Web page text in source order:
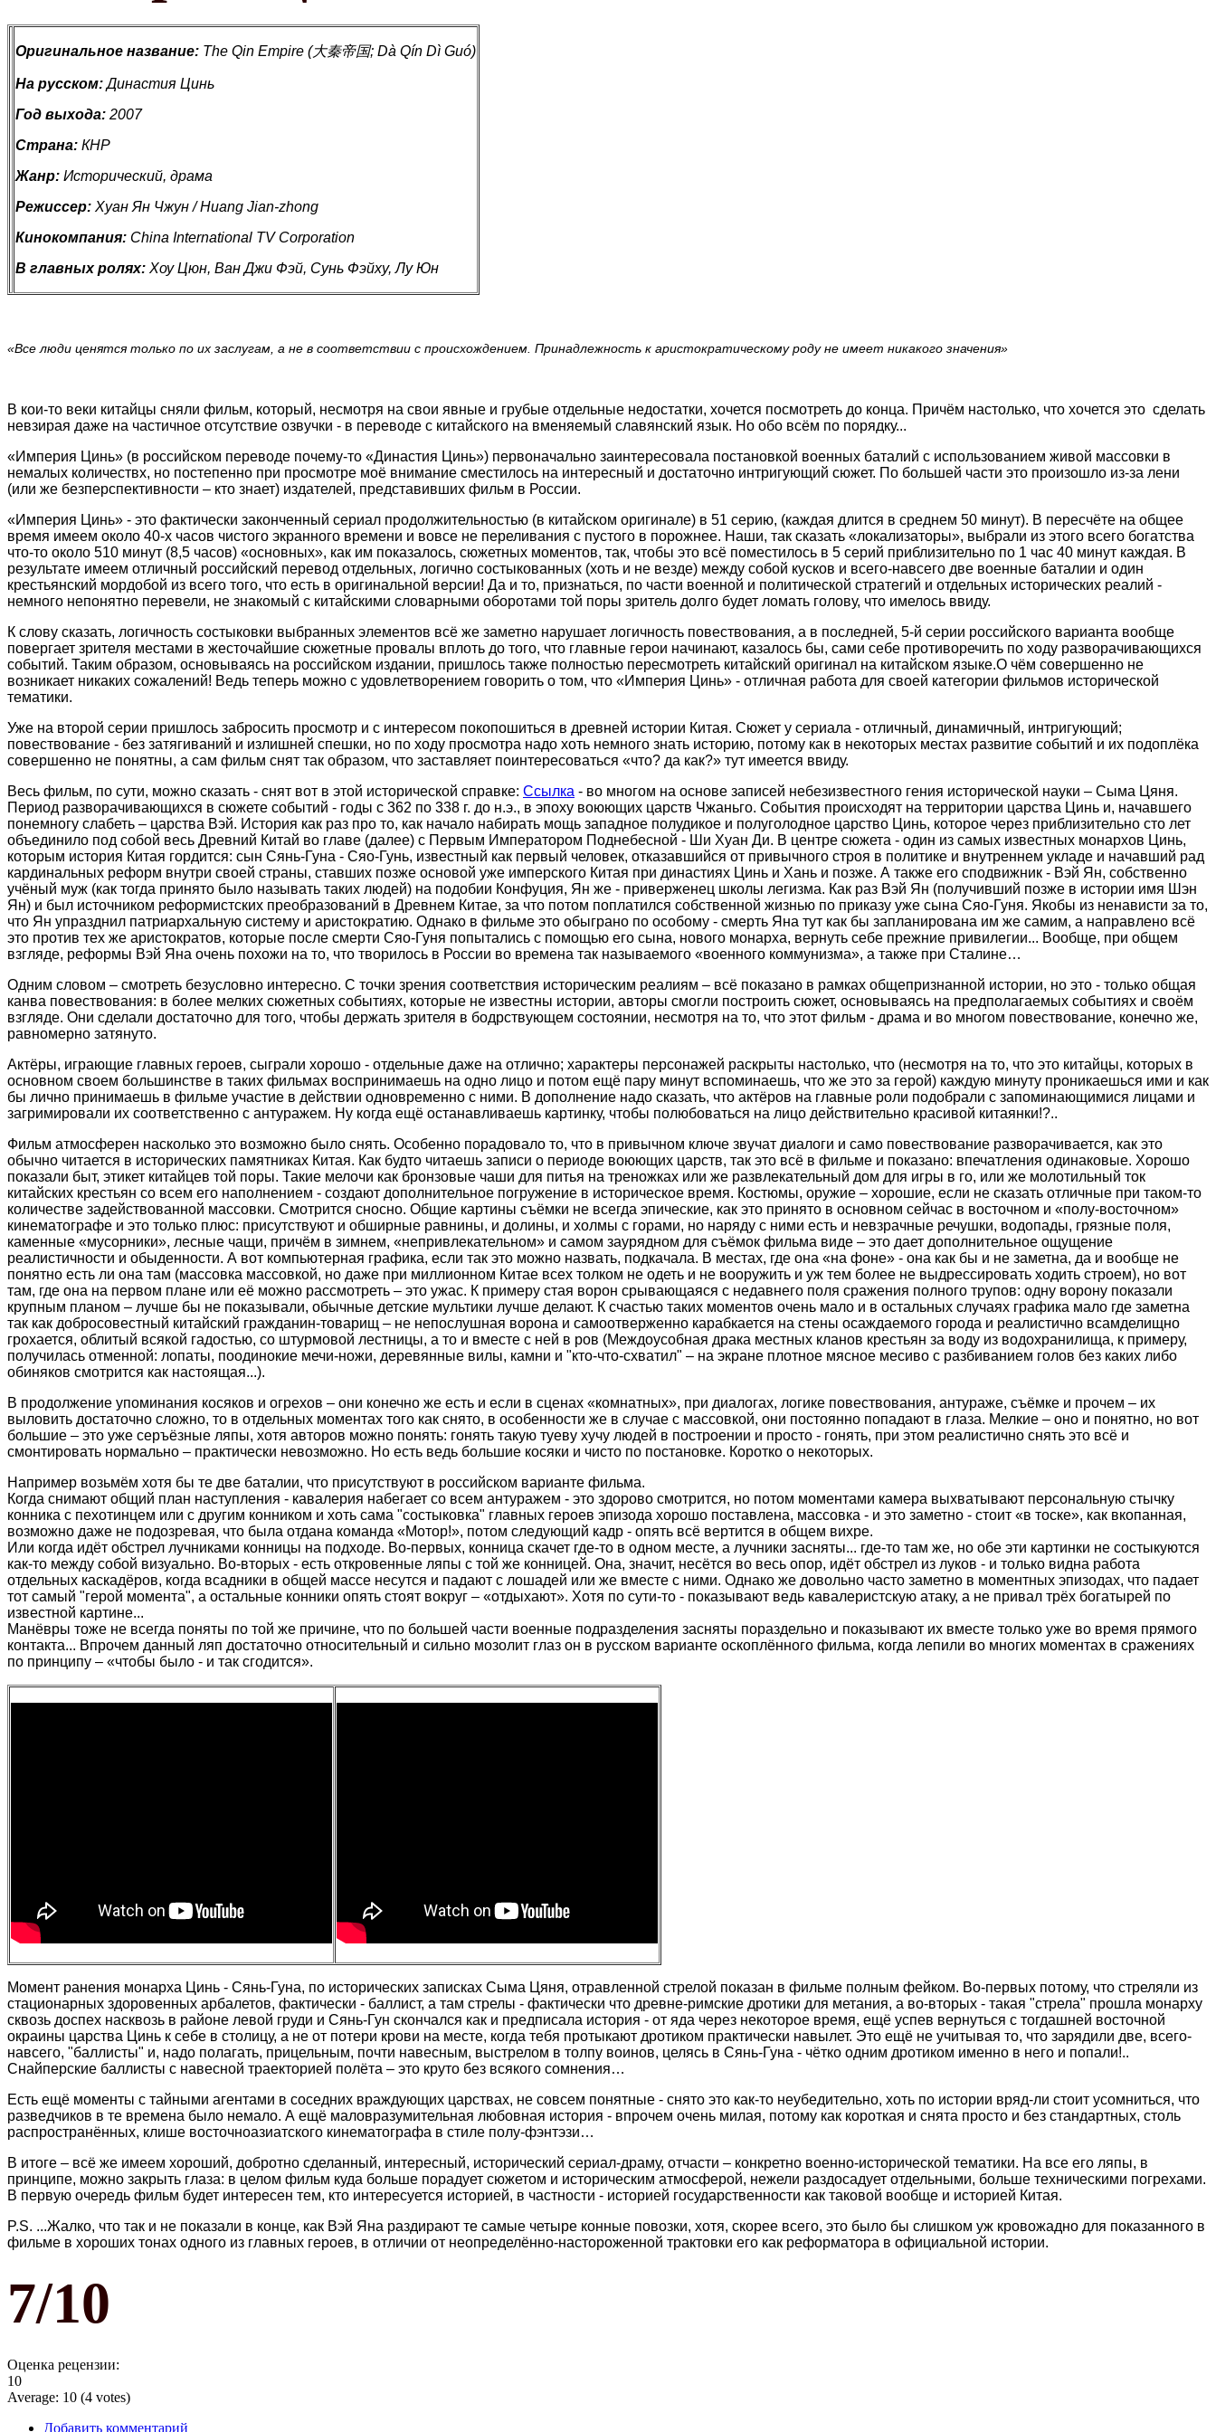
Оригинальное название: The Qin Empire (大秦帝国; Dà Qín Dì Guó)
На русском:Династия Цинь
Год выхода: 2007
Страна: КНР
Жанр: Исторический, драма
Режиссер: Хуан Ян Чжун / Huang Jian-zhong
Кинокомпания: China International TV Corporation
В главных ролях: Хоу Цюн, Ван Джи Фэй, Сунь Фэйху, Лу Юн
«Все люди ценятся только по их заслугам, а не в соответствии с происхождением. Принадлежность к аристократическому роду не имеет никакого значения»
В кои-то веки китайцы сняли фильм, который, несмотря на свои явные и грубые отдельные недостатки, хочется посмотреть до конца. Причём настолько, что хочется это сделать
невзирая даже на частичное отсутствие озвучки - в переводе с китайского на вменяемый славянский язык. Но обо всём по порядку...
«Империя Цинь» (в российском переводе почему-то «Династия Цинь») первоначально заинтересовала постановкой военных баталий с использованием живой массовки в
немалых количествх, но постепенно при просмотре моё внимание сместилось на интересный и достаточно интригующий сюжет. По большей части это произошло из-за лени
(или же безперспективности – кто знает) издателей, представивших фильм в России.
«Империя Цинь» - это фактически законченный сериал продолжительностью (в китайском оригинале) в 51 серию, (каждая длится в среднем 50 минут). В пересчёте на общее
время имеем около 40-х часов чистого экранного времени и вовсе не переливания с пустого в порожнее. Наши, так сказать «локализаторы», выбрали из этого всего богатства
что-то около 510 минут (8,5 часов) «основных», как им показалось, сюжетных моментов, так, чтобы это всё поместилось в 5 серий приблизительно по 1 час 40 минут каждая. В
результате имеем отличный российский перевод отдельных, логично состыкованных (хоть и не везде) между собой кусков и всего-навсего две военные баталии и один
крестьянский мордобой из всего того, что есть в оригинальной версии! Да и то, признаться, по части военной и политической стратегий и отдельных исторических реалий -
немного непонятно перевели, не знакомый с китайскими словарными оборотами той поры зритель долго будет ломать голову, что имелось ввиду.
К слову сказать, логичность состыковки выбранных элементов всё же заметно нарушает логичность повествования, а в последней, 5-й серии российского варианта вообще
повергает зрителя местами в жесточайшие сюжетные провалы вплоть до того, что главные герои начинают, казалось бы, сами себе противоречить по ходу разворачивающихся
событий. Таким образом, основываясь на российском издании, пришлось также полностью пересмотреть китайский оригинал на китайском языке.О чём совершенно не
возникает никаких сожалений! Ведь теперь можно с удовлетворением говорить о том, что «Империя Цинь» - отличная работа для своей категории фильмов исторической
тематики.
Уже на второй серии пришлось забросить просмотр и с интересом покопошиться в древней истории Китая. Сюжет у сериала - отличный, динамичный, интригующий;
повествование - без затягиваний и излишней спешки, но по ходу просмотра надо хоть немного знать историю, потому как в некоторых местах развитие событий и их подоплёка
совершенно не понятны, а сам фильм снят так образом, что заставляет поинтересоваться «что? да как?» тут имеется ввиду.
Весь фильм, по сути, можно сказать - снят вот в этой исторической справке: Ссылка - во многом на основе записей небезизвестного гения исторической науки – Сыма Цяня.
Период разворачивающихся в сюжете событий - годы с 362 по 338 г. до н.э., в эпоху воюющих царств Чжаньго. События происходят на территории царства Цинь и, начавшего
понемногу слабеть – царства Вэй. История как раз про то, как начало набирать мощь западное полудикое и полуголодное царство Цинь, которое через приблизительно сто лет
объединило под собой весь Древний Китай во главе (далее) с Первым Императором Поднебесной - Ши Хуан Ди. В центре сюжета - один из самых известных монархов Цинь,
которым история Китая гордится: сын Сянь-Гуна - Сяо-Гунь, известный как первый человек, отказавшийся от привычного строя в политике и внутреннем укладе и начавший рад
кардинальных реформ внутри своей страны, ставших позже основой уже имперского Китая при династиях Цинь и Хань и позже. А также его сподвижник - Вэй Ян, собственно
учёный муж (как тогда принято было называть таких людей) на подобии Конфуция, Ян же - приверженец школы легизма. Как раз Вэй Ян (получивший позже в истории имя Шэн
Ян) и был источником реформистских преобразований в Древнем Китае, за что потом поплатился собственной жизнью по приказу уже сына Сяо-Гуня. Якобы из ненависти за то,
что Ян упразднил патриархальную систему и аристократию. Однако в фильме это обыграно по особому - смерть Яна тут как бы запланирована им же самим, а направлено всё
это против тех же аристократов, которые после смерти Сяо-Гуня попытались с помощью его сына, нового монарха, вернуть себе прежние привилегии... Вообще, при общем
взгляде, реформы Вэй Яна очень похожи на то, что творилось в России во времена так называемого «военного коммунизма», а также при Сталине…
Одним словом – смотреть безусловно интересно. С точки зрения соответствия историческим реалиям – всё показано в рамках общепризнанной истории, но это - только общая
канва повествования: в более мелких сюжетных событиях, которые не известны истории, авторы смогли построить сюжет, основываясь на предполагаемых событиях и своём
взгляде. Они сделали достаточно для того, чтобы держать зрителя в бодрствующем состоянии, несмотря на то, что этот фильм - драма и во многом повествование, конечно же,
равномерно затянуто.
Актёры, играющие главных героев, сыграли хорошо - отдельные даже на отлично; характеры персонажей раскрыты настолько, что (несмотря на то, что это китайцы, которых в
основном своем большинстве в таких фильмах воспринимаешь на одно лицо и потом ещё пару минут вспоминаешь, что же это за герой) каждую минуту проникаешься ими и как
бы лично принимаешь в фильме участие в действии одновременно с ними. В дополнение надо сказать, что актёров на главные роли подобрали с запоминающимися лицами и
загримировали их соответственно с антуражем. Ну когда ещё останавливаешь картинку, чтобы полюбоваться на лицо действительно красивой китаянки!?..
Фильм атмосферен насколько это возможно было снять. Особенно порадовало то, что в привычном ключе звучат диалоги и само повествование разворачивается, как это
обычно читается в исторических памятниках Китая. Как будто читаешь записи о периоде воюющих царств, так это всё в фильме и показано: впечатления одинаковые. Хорошо
показали быт, этикет китайцев той поры. Такие мелочи как бронзовые чаши для питья на треножках или же развлекательный дом для игры в го, или же молотильный ток
китайских крестьян со всем его наполнением - создают дополнительное погружение в историческое время. Костюмы, оружие – хорошие, если не сказать отличные при таком-то
количестве задействованной массовки. Смотрится сносно. Общие картины съёмки не всегда эпические, как это принято в основном сейчас в восточном и «полу-восточном»
кинематографе и это только плюс: присутствуют и обширные равнины, и долины, и холмы с горами, но наряду с ними есть и невзрачные речушки, водопады, грязные поля,
каменные «мусорники», лесные чащи, причём в зимнем, «непривлекательном» и самом заурядном для съёмок фильма виде – это дает дополнительное ощущение
реалистичности и обыденности. А вот компьютерная графика, если так это можно назвать, подкачала. В местах, где она «на фоне» - она как бы и не заметна, да и вообще не
понятно есть ли она там (массовка массовкой, но даже при миллионном Китае всех толком не одеть и не вооружить и уж тем более не выдрессировать ходить строем), но вот
там, где она на первом плане или её можно рассмотреть – это ужас. К примеру стая ворон срывающаяся с недавнего поля сражения полного трупов: одну ворону показали
крупным планом – лучше бы не показывали, обычные детские мультики лучше делают. К счастью таких моментов очень мало и в остальных случаях графика мало где заметна
так как добросовестный китайский гражданин-товарищ – не непослушная ворона и самоотверженно карабкается на стены осаждаемого города и реалистично всамделищно
грохается, облитый всякой гадостью, со штурмовой лестницы, а то и вместе с ней в ров (Междоусобная драка местных кланов крестьян за воду из водохранилища, к примеру,
получилась отменной: лопаты, поодинокие мечи-ножи, деревянные вилы, камни и "кто-что-схватил" – на экране плотное мясное месиво с разбиванием голов без каких либо
обиняков смотрится как настоящая...).
В продолжение упоминания косяков и огрехов – они конечно же есть и если в сценах «комнатных», при диалогах, логике повествования, антураже, съёмке и прочем – их
выловить достаточно сложно, то в отдельных моментах того как снято, в особенности же в случае с массовкой, они постоянно попадают в глаза. Мелкие – оно и понятно, но вот
большие – это уже серъёзные ляпы, хотя авторов можно понять: гонять такую туеву хучу людей в построении и просто - гонять, при этом реалистично снять это всё и
смонтировать нормально – практически невозможно. Но есть ведь большие косяки и чисто по постановке. Коротко о некоторых.
Например возьмём хотя бы те две баталии, что присутствуют в российском варианте фильма.
Когда снимают общий план наступления - кавалерия набегает со всем антуражем - это здорово смотрится, но потом моментами камера выхватывают персональную стычку
конника с пехотинцем или с другим конником и хоть сама "состыковка" главных героев эпизода хорошо поставлена, массовка - и это заметно - стоит «в тоске», как вкопанная,
возможно даже не подозревая, что была отдана команда «Мотор!», потом следующий кадр - опять всё вертится в общем вихре.
Или когда идёт обстрел лучниками конницы на подходе. Во-первых, конница скачет где-то в одном месте, а лучники засняты... где-то там же, но обе эти картинки не состыкуются
как-то между собой визуально. Во-вторых - есть откровенные ляпы с той же конницей. Она, значит, несётся во весь опор, идёт обстрел из луков - и только видна работа
отдельных каскадёров, когда всадники в общей массе несутся и падают с лошадей или же вместе с ними. Однако же довольно часто заметно в моментных эпизодах, что падает
тот самый "герой момента", а остальные конники опять стоят вокруг – «отдыхают». Хотя по сути-то - показывают ведь кавалеристскую атаку, а не привал трёх богатырей по
известной картине...
Манёвры тоже не всегда поняты по той же причине, что по большей части военные подразделения засняты пораздельно и показывают их вместе только уже во время прямого
контакта... Впрочем данный ляп достаточно относительный и сильно мозолит глаз он в русском варианте оскоплённого фильма, когда лепили во многих моментах в сражениях
по принципу – «чтобы было - и так сгодится».
Момент ранения монарха Цинь - Сянь-Гуна, по исторических записках Сыма Цяня, отравленной стрелой показан в фильме полным фейком. Во-первых потому, что стреляли из
стационарных здоровенных арбалетов, фактически - баллист, а там стрелы - фактически что древне-римские дротики для метания, а во-вторых - такая "стрела" прошла монарху
сквозь доспех насквозь в районе левой груди и Сянь-Гун скончался как и предписала история - от яда через некоторое время, ещё успев вернуться с тогдашней восточной
окраины царства Цинь к себе в столицу, а не от потери крови на месте, когда тебя протыкают дротиком практически навылет. Это ещё не учитывая то, что зарядили две, всего-
навсего, "баллисты" и, надо полагать, прицельным, почти навесным, выстрелом в толпу воинов, целясь в Сянь-Гуна - чётко одним дротиком именно в него и попали!..
Снайперские баллисты с навесной траекторией полёта – это круто без всякого сомнения…
Есть ещё моменты с тайными агентами в соседних враждующих царствах, не совсем понятные - снято это как-то неубедительно, хоть по истории вряд-ли стоит усомниться, что
разведчиков в те времена было немало. А ещё маловразумительная любовная история - впрочем очень милая, потому как короткая и снята просто и без стандартных, столь
распространённых, клише восточноазиатского кинематографа в стиле полу-фэнтэзи…
В итоге – всё же имеем хороший, добротно сделанный, интересный, исторический сериал-драму, отчасти – конкретно военно-исторической тематики. На все его ляпы, в
принципе, можно закрыть глаза: в целом фильм куда больше порадует сюжетом и историческим атмосферой, нежели раздосадует отдельными, больше техническими погрехами.
В первую очередь фильм будет интересен тем, кто интересуется историей, в частности - историей государственности как таковой вообще и историей Китая.
P.S. ...Жалко, что так и не показали в конце, как Вэй Яна раздирают те самые четыре конные повозки, хотя, скорее всего, это было бы слишком уж кровожадно для показанного в
фильме в хороших тонах одного из главных героев, в отличии от неопределённо-настороженной трактовки его как реформатора в официальной истории.
7/10
Оценка рецензии:
10
Average: 10 (4 votes)
Добавить комментарий